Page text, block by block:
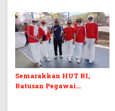
Barcode Curang
Semarakkan HUT RI,
Ratusan Pegawai